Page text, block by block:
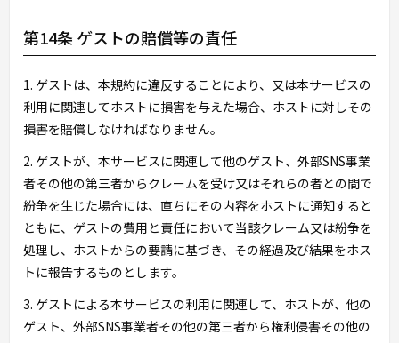
第14条 ゲストの賠償等の責任
1. ゲストは、本規約に違反することにより、又は本サービスの
利用に関連してホストに損害を与えた場合、ホストに対しその
損害を賠償しなければなりません。
2. ゲストが、本サービスに関連して他のゲスト、外部SNS事業
者その他の第三者からクレームを受け又はそれらの者との間で
紛争を生じた場合には、直ちにその内容をホストに通知すると
ともに、ゲストの費用と責任において当該クレーム又は紛争を
処理し、ホストからの要請に基づき、その経過及び結果をホス
トに報告するものとします。
3. ゲストによる本サービスの利用に関連して、ホストが、他の
ゲスト、外部SNS事業者その他の第三者から権利侵害その他の